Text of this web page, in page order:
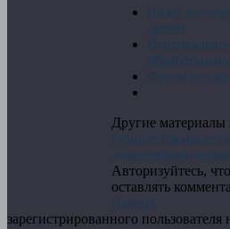
Виды
дереву
Фрезы по
Другие материалы
Ручные
Авторизуйтесь,
оставлять
Наверх
зарегистрированного пользователя